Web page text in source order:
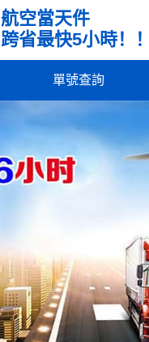
航空當天件
跨省最快5小時！！
單號查詢